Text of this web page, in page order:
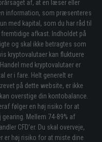
af, at en læser eller
information, som præsenteres
med kapital, som du har råd til
afkast. Indholdet på
og skal ikke betragtes som
kryptovalutaer kan fluktuere
med kryptovalutaer er
er i fare. Helt generelt er
på dette website, er ikke
overstige din kontobalance.
følger en høj risiko for at
Mellem 74-89% af
CFD’er. Du skal overveje,
er høj risiko for at miste dine